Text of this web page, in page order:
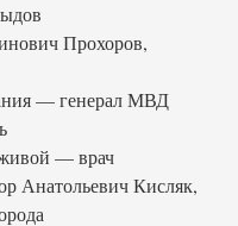
Прохоров,
— генерал МВД
— врач
Анатольевич Кисляк,